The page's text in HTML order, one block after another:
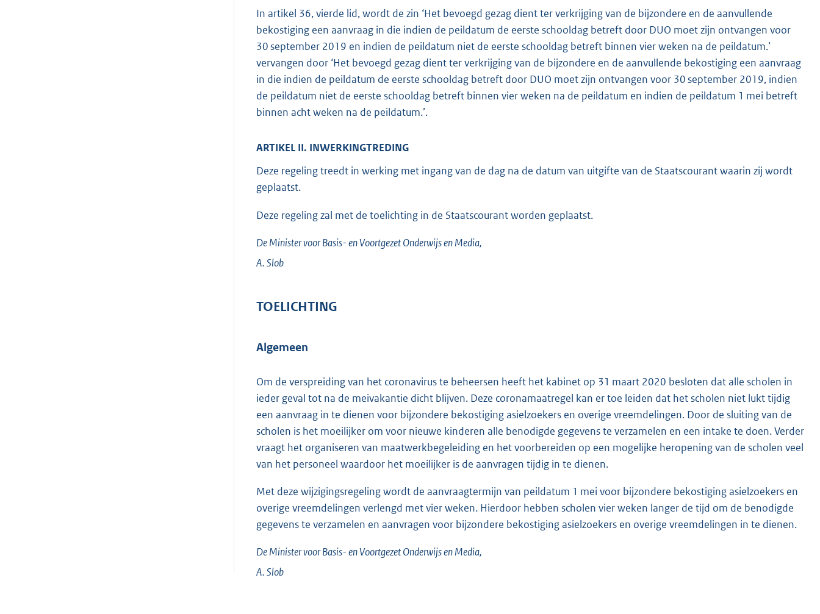
In artikel 36, vierde lid, wordt de zin ‘Het bevoegd gezag dient ter verkrijging van de bijzondere en de aanvullende
bekostiging een aanvraag in die indien de peildatum de eerste schooldag betreft door DUO moet zijn ontvangen voor
30 september 2019 en indien de peildatum niet de eerste schooldag betreft binnen vier weken na de peildatum.’
vervangen door ‘Het bevoegd gezag dient ter verkrijging van de bijzondere en de aanvullende bekostiging een aanvraag
in die indien de peildatum de eerste schooldag betreft door DUO moet zijn ontvangen voor 30 september 2019, indien
de peildatum niet de eerste schooldag betreft binnen vier weken na de peildatum en indien de peildatum 1 mei betreft
binnen acht weken na de peildatum.’.
ARTIKEL II. INWERKINGTREDING
Deze regeling treedt in werking met ingang van de dag na de datum van uitgifte van de Staatscourant waarin zij wordt
geplaatst.
Deze regeling zal met de toelichting in de Staatscourant worden geplaatst.
De Minister voor Basis- en Voortgezet Onderwijs en Media,
A.Slob
TOELICHTING
Algemeen
Om de verspreiding van het coronavirus te beheersen heeft het kabinet op 31 maart 2020 besloten dat alle scholen in
ieder geval tot na de meivakantie dicht blijven. Deze coronamaatregel kan er toe leiden dat het scholen niet lukt tijdig
een aanvraag in te dienen voor bijzondere bekostiging asielzoekers en overige vreemdelingen. Door de sluiting van de
scholen is het moeilijker om voor nieuwe kinderen alle benodigde gegevens te verzamelen en een intake te doen. Verder
vraagt het organiseren van maatwerkbegeleiding en het voorbereiden op een mogelijke heropening van de scholen veel
van het personeel waardoor het moeilijker is de aanvragen tijdig in te dienen.
Met deze wijzigingsregeling wordt de aanvraagtermijn van peildatum 1 mei voor bijzondere bekostiging asielzoekers en
overige vreemdelingen verlengd met vier weken. Hierdoor hebben scholen vier weken langer de tijd om de benodigde
gegevens te verzamelen en aanvragen voor bijzondere bekostiging asielzoekers en overige vreemdelingen in te dienen.
De Minister voor Basis- en Voortgezet Onderwijs en Media,
A.Slob